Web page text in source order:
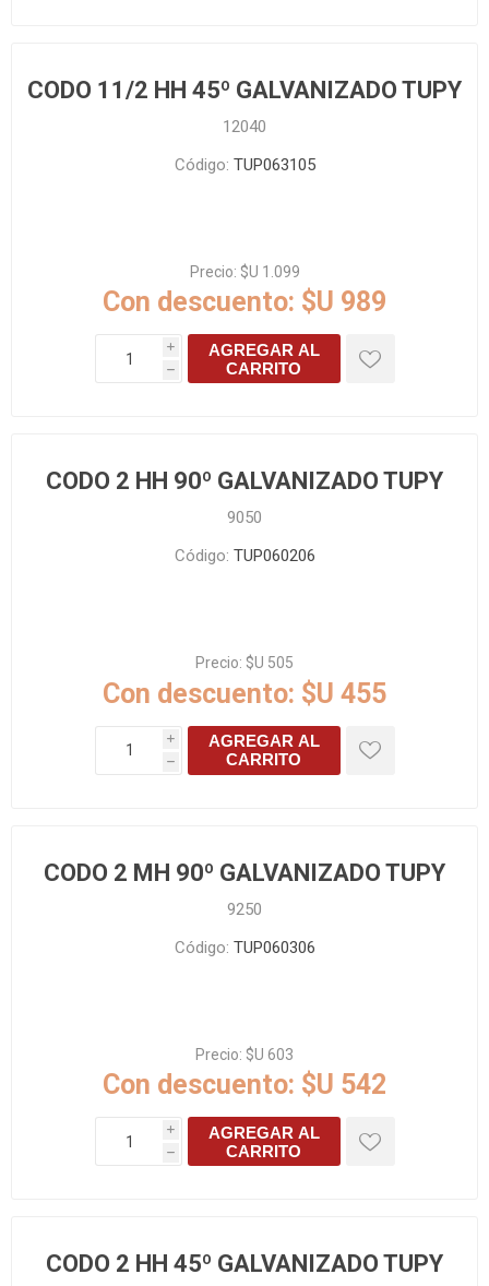
CODO 11/2 HH 45º GALVANIZADO TUPY
12040
Código: TUP063105
Precio: $U 1.099
Con descuento: $U 989
i
h
AGREGAR AL
CARRITO
CODO 2 HH 90º GALVANIZADO TUPY
9050
Código: TUP060206
Precio: $U 505
Con descuento: $U 455
i
h
AGREGAR AL
CARRITO
CODO 2 MH 90º GALVANIZADO TUPY
9250
Código: TUP060306
Precio: $U 603
Con descuento: $U 542
i
h
AGREGAR AL
CARRITO
CODO 2 HH 45º GALVANIZADO TUPY